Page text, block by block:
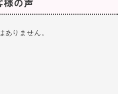
ありません。